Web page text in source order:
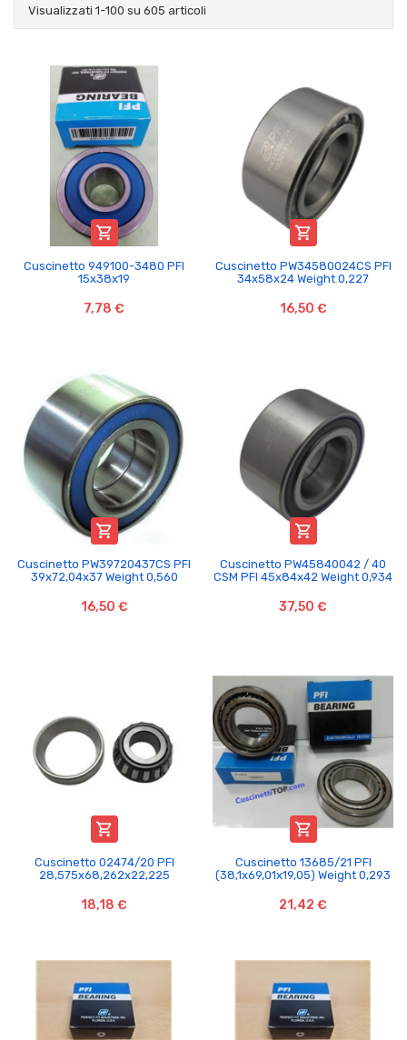
Visualizzati 1-100 su 605 articoli

Cuscinetto 949100-3480 PFI
15x38x19
7,78 €

Cuscinetto PW34580024CS PFI
34x58x24 Weight 0,227
16,50 €

Cuscinetto PW39720437CS PFI
39x72,04x37 Weight 0,560
16,50 €

Cuscinetto PW45840042 / 40
CSM PFI 45x84x42 Weight 0,934
37,50 €

Cuscinetto 02474/20 PFI
28,575x68,262x22,225
18,18 €

Cuscinetto 13685/21 PFI
(38,1x69,01x19,05) Weight 0,293
21,42 €